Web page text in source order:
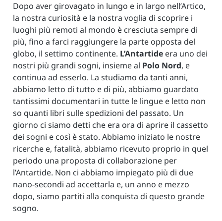
Dopo aver girovagato in lungo e in largo nell’Artico,
la nostra curiosità e la nostra voglia di scoprire i
luoghi più remoti al mondo è cresciuta sempre di
più, fino a farci raggiungere la parte opposta del
globo, il settimo continente. L’Antartide era uno dei
nostri più grandi sogni, insieme al Polo Nord, e
continua ad esserlo. La studiamo da tanti anni,
abbiamo letto di tutto e di più, abbiamo guardato
tantissimi documentari in tutte le lingue e letto non
so quanti libri sulle spedizioni del passato. Un
giorno ci siamo detti che era ora di aprire il cassetto
dei sogni e così è stato. Abbiamo iniziato le nostre
ricerche e, fatalità, abbiamo ricevuto proprio in quel
periodo una proposta di collaborazione per
l’Antartide. Non ci abbiamo impiegato più di due
nano-secondi ad accettarla e, un anno e mezzo
dopo, siamo partiti alla conquista di questo grande
sogno.